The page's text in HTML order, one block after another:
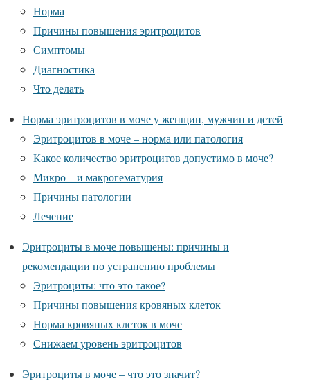
Норма
Причины повышения эритроцитов
Симптомы
Диагностика
Что делать
Норма эритроцитов в моче у женщин, мужчин и детей
Эритроцитов в моче – норма или патология
Какое количество эритроцитов допустимо в моче?
Микро – и макрогематурия
Причины патологии
Лечение
Эритроциты в моче повышены: причины и
рекомендации по устранению проблемы
Эритроциты: что это такое?
Причины повышения кровяных клеток
Норма кровяных клеток в моче
Снижаем уровень эритроцитов
Эритроциты в моче – что это значит?